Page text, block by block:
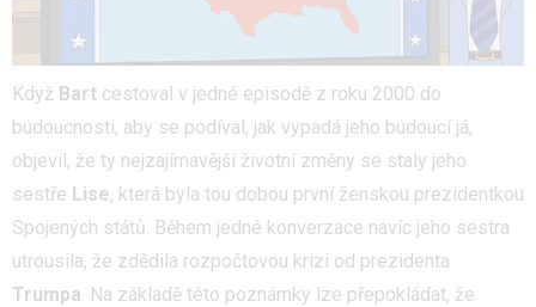
Když Bart cestoval v jedné episodě z roku 2000 do
budoucnosti, aby se podíval, jak vypadá jeho budoucí já,
objevil, že ty nejzajímavější životní změny se staly jeho
sestře Lise, která byla tou dobou první ženskou prezidentkou
Spojených států. Během jedné konverzace navíc jeho sestra
utrousila, že zdědila rozpočtovou krizi od prezidenta
Trumpa. Na základě této poznámky lze přepokládat, že